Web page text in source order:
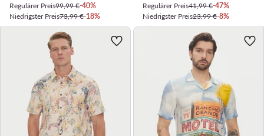
Regulärer Preis99,99 €-40%
Niedrigster Preis73,99 €-18%
Regulärer Preis41,99 €-47%
Niedrigster Preis23,99 €-8%